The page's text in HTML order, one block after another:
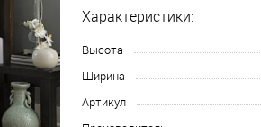
Характеристики:
Высота
Ширина
Артикул